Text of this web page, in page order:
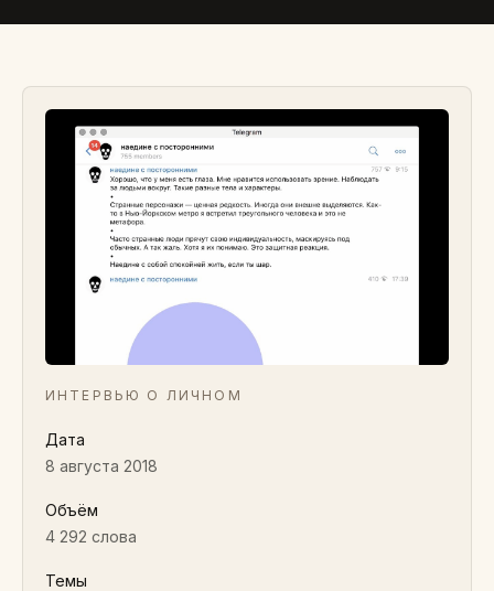
ИНТЕРВЬЮ О ЛИЧНОМ
Дата
8 августа 2018
Объём
4 292 слова
Темы